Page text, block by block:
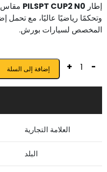
إطار PILSPT CUP2 N0 مقاس
المخصص لسيارات بورش.
-
+ إضافة إلى السلة
العلامة التجارية
البلد